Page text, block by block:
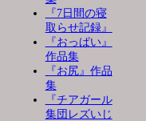
『7日間の寝
取らせ記録』
『おっぱい』
作品集
『お尻』作品
集
『チアガール
集団レズいじ